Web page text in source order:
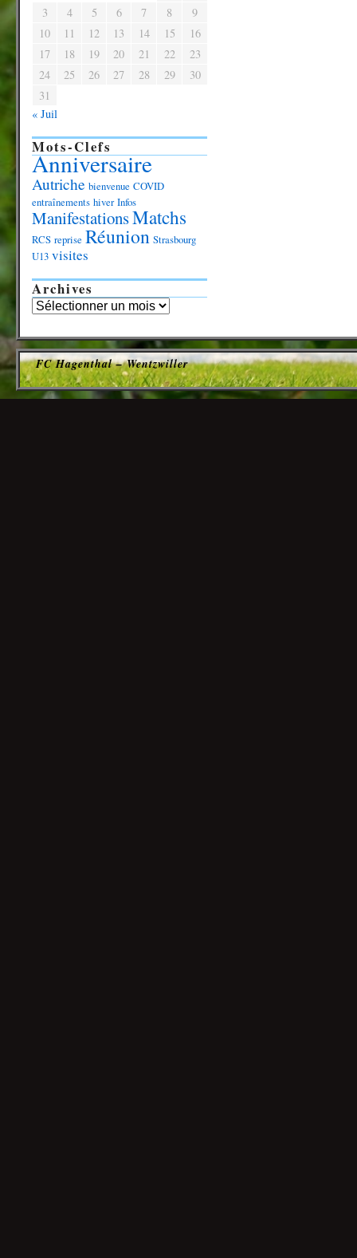
3
4 5 6 7 8
9
10
11 12 13 14 15
16
17
18 19 20 21 22
23
24
25 26 27 28 29
30
31
« Juil
Mots-Clefs
Anniversaire
Autriche bienvenue COVID
entraînements hiver Infos
ManifestationsMatchs
RCS reprise Réunion Strasbourg
U13 visites
Archives
FC Hagenthal – Wentzwiller